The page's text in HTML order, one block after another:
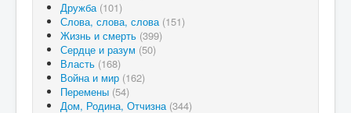
Дружба (101)
Слова, слова, слова (151)
Жизнь и смерть (399)
Сердце и разум (50)
Власть (168)
Война и мир (162)
Перемены (54)
Дом, Родина, Отчизна (344)